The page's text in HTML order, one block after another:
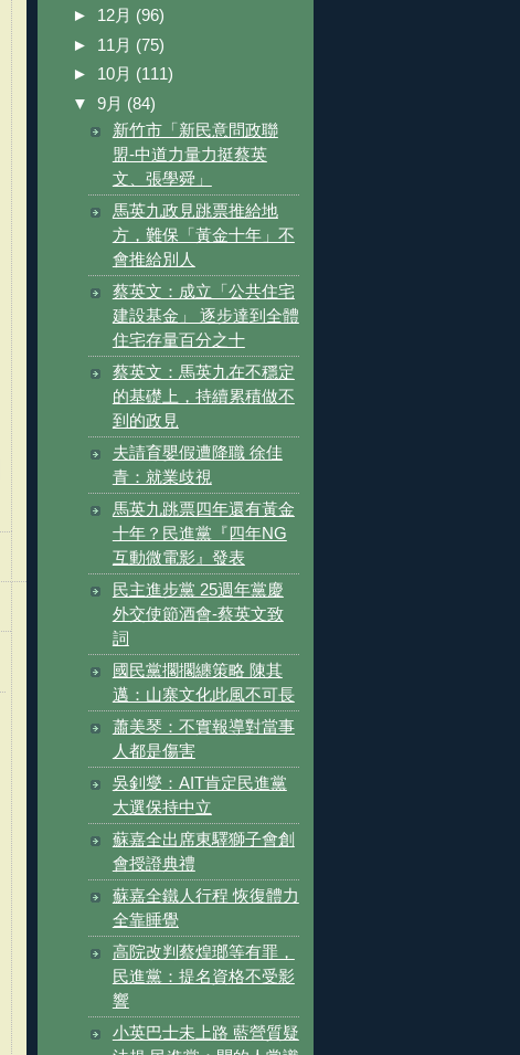
► 12月 (96)
► 11月 (75)
► 10月 (111)
▼ 9月 (84)
新竹市「新民意問政聯
盟-中道力量力挺蔡英
文、張學舜」
馬英九政見跳票推給地
方，難保「黃金十年」不
會推給別人
蔡英文：成立「公共住宅
建設基金」 逐步達到全體
住宅存量百分之十
蔡英文：馬英九在不穩定
的基礎上，持續累積做不
到的政見
夫請育嬰假遭降職 徐佳
青：就業歧視
馬英九跳票四年還有黃金
十年？民進黨『四年NG
互動微電影』發表
民主進步黨 25週年黨慶
外交使節酒會-蔡英文致
詞
國民黨擱擱纏策略 陳其
邁：山寨文化此風不可長
蕭美琴：不實報導對當事
人都是傷害
吳釗燮：AIT肯定民進黨
大選保持中立
蘇嘉全出席東驛獅子會創
會授證典禮
蘇嘉全鐵人行程 恢復體力
全靠睡覺
高院改判蔡煌瑯等有罪，
民進黨：提名資格不受影
響
小英巴士未上路 藍營質疑